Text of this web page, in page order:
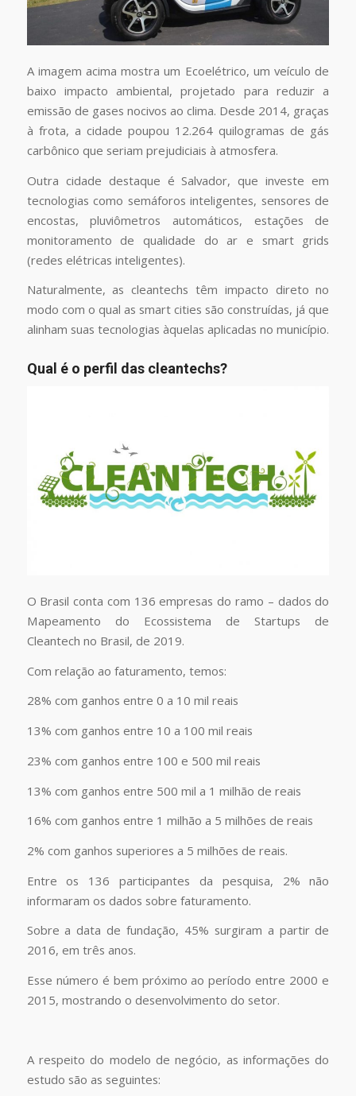
A imagem acima mostra um Ecoelétrico, um veículo de
baixo impacto ambiental, projetado para reduzir a
emissão de gases nocivos ao clima. Desde 2014, graças
à frota, a cidade poupou 12.264 quilogramas de gás
carbônico que seriam prejudiciais à atmosfera.
Outra cidade destaque é Salvador, que investe em
tecnologias como semáforos inteligentes, sensores de
encostas, pluviômetros automáticos, estações de
monitoramento de qualidade do ar e smart grids
(redes elétricas inteligentes).
Naturalmente, as cleantechs têm impacto direto no
modo com o qual as smart cities são construídas, já que
alinham suas tecnologias àquelas aplicadas no município.
Qual é o perfil das cleantechs?
O Brasil conta com 136 empresas do ramo – dados do
Mapeamento do Ecossistema de Startups de
Cleantech no Brasil, de 2019.
Com relação ao faturamento, temos:
28% com ganhos entre 0 a 10 mil reais
13% com ganhos entre 10 a 100 mil reais
23% com ganhos entre 100 e 500 mil reais
13% com ganhos entre 500 mil a 1 milhão de reais
16% com ganhos entre 1 milhão a 5 milhões de reais
2% com ganhos superiores a 5 milhões de reais.
Entre os 136 participantes da pesquisa, 2% não
informaram os dados sobre faturamento.
Sobre a data de fundação, 45% surgiram a partir de
2016, em três anos.
Esse número é bem próximo ao período entre 2000 e
2015, mostrando o desenvolvimento do setor.
A respeito do modelo de negócio, as informações do
estudo são as seguintes: